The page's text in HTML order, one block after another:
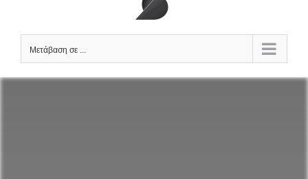
Μετάβαση σε ...